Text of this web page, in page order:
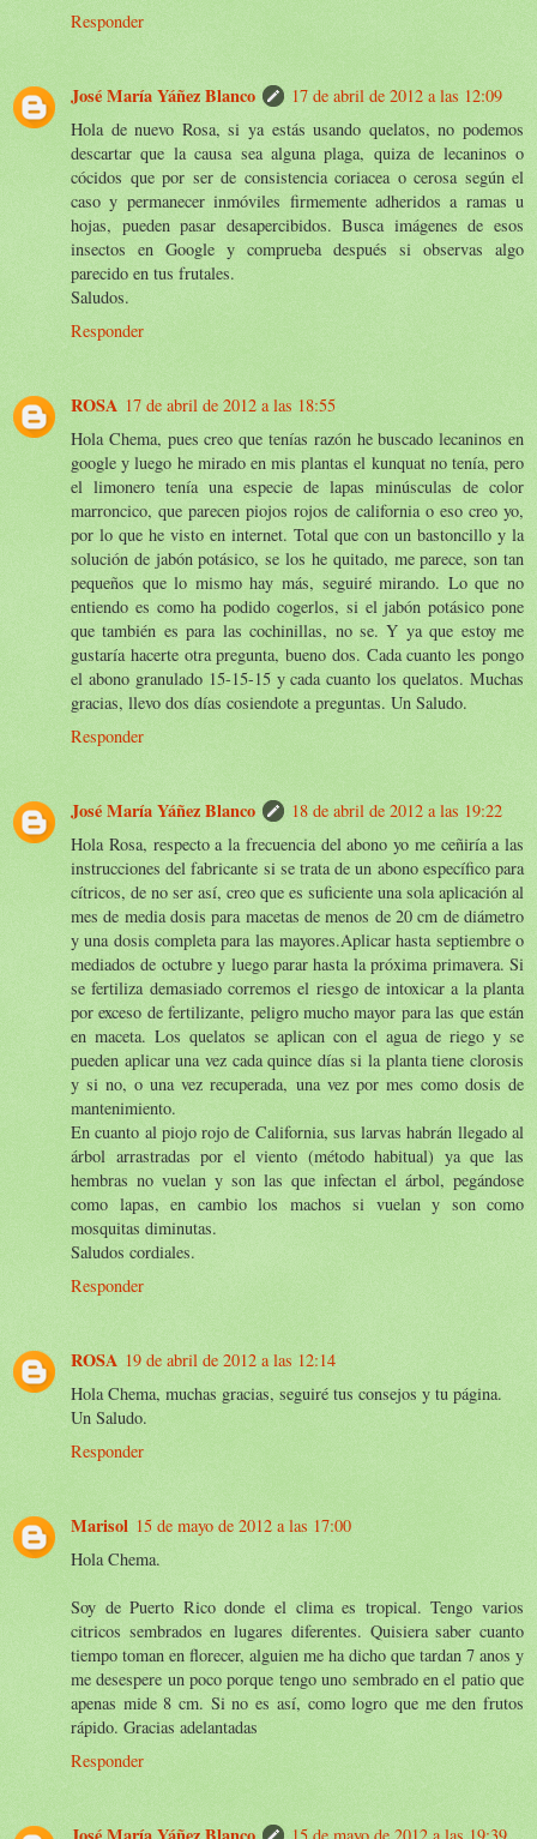
Responder
José María Yáñez Blanco
17 de abril de 2012 a las 12:09
Hola de nuevo Rosa, si ya estás usando quelatos, no podemos
descartar que la causa sea alguna plaga, quiza de lecaninos o
cócidos que por ser de consistencia coriacea o cerosa según el
caso y permanecer inmóviles firmemente adheridos a ramas u
hojas, pueden pasar desapercibidos. Busca imágenes de esos
insectos en Google y comprueba después si observas algo
parecido en tus frutales.
Saludos.
Responder
ROSA 17 de abril de 2012 a las 18:55
Hola Chema, pues creo que tenías razón he buscado lecaninos en
google y luego he mirado en mis plantas el kunquat no tenía, pero
el limonero tenía una especie de lapas minúsculas de color
marroncico, que parecen piojos rojos de california o eso creo yo,
por lo que he visto en internet. Total que con un bastoncillo y la
solución de jabón potásico, se los he quitado, me parece, son tan
pequeños que lo mismo hay más, seguiré mirando. Lo que no
entiendo es como ha podido cogerlos, si el jabón potásico pone
que también es para las cochinillas, no se. Y ya que estoy me
gustaría hacerte otra pregunta, bueno dos. Cada cuanto les pongo
el abono granulado 15-15-15 y cada cuanto los quelatos. Muchas
gracias, llevo dos días cosiendote a preguntas. Un Saludo.
Responder
José María Yáñez Blanco
18 de abril de 2012 a las 19:22
Hola Rosa, respecto a la frecuencia del abono yo me ceñiría a las
instrucciones del fabricante si se trata de un abono específico para
cítricos, de no ser así, creo que es suficiente una sola aplicación al
mes de media dosis para macetas de menos de 20 cm de diámetro
y una dosis completa para las mayores.Aplicar hasta septiembre o
mediados de octubre y luego parar hasta la próxima primavera. Si
se fertiliza demasiado corremos el riesgo de intoxicar a la planta
por exceso de fertilizante, peligro mucho mayor para las que están
en maceta. Los quelatos se aplican con el agua de riego y se
pueden aplicar una vez cada quince días si la planta tiene clorosis
y si no, o una vez recuperada, una vez por mes como dosis de
mantenimiento.
En cuanto al piojo rojo de California, sus larvas habrán llegado al
árbol arrastradas por el viento (método habitual) ya que las
hembras no vuelan y son las que infectan el árbol, pegándose
como lapas, en cambio los machos si vuelan y son como
mosquitas diminutas.
Saludos cordiales.
Responder
ROSA 19 de abril de 2012 a las 12:14
Hola Chema, muchas gracias, seguiré tus consejos y tu página.
Un Saludo.
Responder
Marisol 15 de mayo de 2012 a las 17:00
Hola Chema.
Soy de Puerto Rico donde el clima es tropical. Tengo varios
citricos sembrados en lugares diferentes. Quisiera saber cuanto
tiempo toman en florecer, alguien me ha dicho que tardan 7 anos y
me desespere un poco porque tengo uno sembrado en el patio que
apenas mide 8 cm. Si no es así, como logro que me den frutos
rápido. Gracias adelantadas
Responder
15 de mayo de 2012 a las 19:39